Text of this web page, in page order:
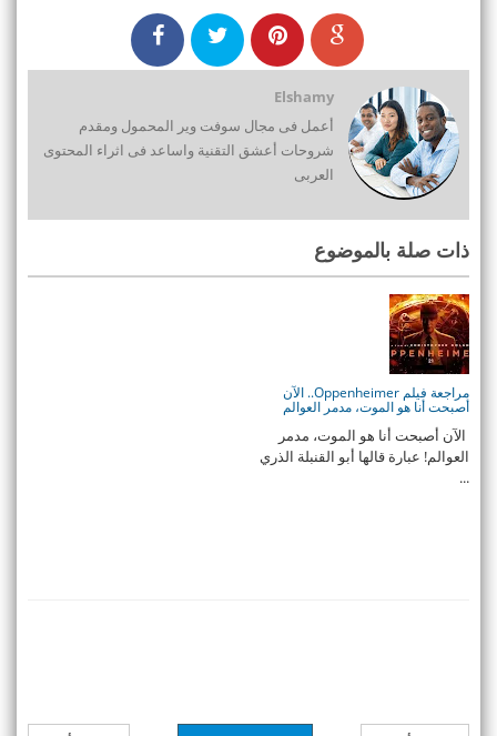
Elshamy
أعمل فى مجال سوفت وير المحمول ومقدم
شروحات أعشق التقنية واساعد فى اثراء المحتوى
العربى
ذات صلة بالموضوع
مراجعة فيلم Oppenheimer.. الآن
أصبحت أنا هو الموت، مدمر العوالم
الآن أصبحت أنا هو الموت، مدمر
العوالم! عبارة قالها أبو القنبلة الذري
...